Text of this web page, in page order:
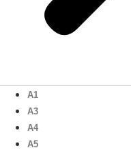
A1
A3
A4
A5